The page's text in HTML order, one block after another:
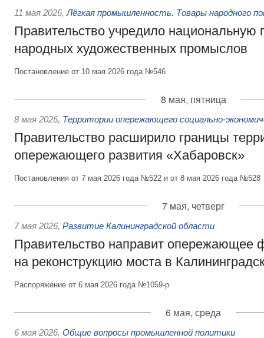
11 мая 2026, Лёгкая промышленность. Товары народного
Правительство учредило национальную
народных художественных промыслов
Постановление от 10 мая 2026 года №546
8 мая, пятница
8 мая 2026, Территории опережающего социально-
Правительство расширило границы
опережающего развития «Хабаровск»
Постановления от 7 мая 2026 года №522 и от 8 мая 2026 года №528
7 мая, четверг
7 мая 2026, Развитие Калининградской области
Правительство направит опережающее
на реконструкцию моста в
Распоряжение от 6 мая 2026 года №1059-р
6 мая, среда
6 мая 2026, Общие вопросы промышленной политики